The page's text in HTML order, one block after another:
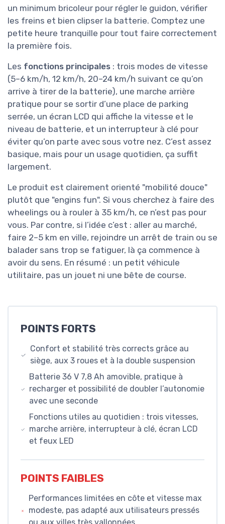
un minimum bricoleur pour régler le guidon, vérifier
les freins et bien clipser la batterie. Comptez une
petite heure tranquille pour tout faire correctement
la première fois.
Les fonctions principales : trois modes de vitesse
(5–6 km/h, 12 km/h, 20–24 km/h suivant ce qu’on
arrive à tirer de la batterie), une marche arrière
pratique pour se sortir d’une place de parking
serrée, un écran LCD qui affiche la vitesse et le
niveau de batterie, et un interrupteur à clé pour
éviter qu’on parte avec sous votre nez. C’est assez
basique, mais pour un usage quotidien, ça suffit
largement.
Le produit est clairement orienté "mobilité douce"
plutôt que "engins fun". Si vous cherchez à faire des
wheelings ou à rouler à 35 km/h, ce n’est pas pour
vous. Par contre, si l’idée c’est : aller au marché,
faire 2–5 km en ville, rejoindre un arrêt de train ou se
balader sans trop se fatiguer, là ça commence à
avoir du sens. En résumé : un petit véhicule
utilitaire, pas un jouet ni une bête de course.
POINTS FORTS
Confort et stabilité très corrects grâce au
siège, aux 3 roues et à la double suspension
Batterie 36 V 7,8 Ah amovible, pratique à
recharger et possibilité de doubler l’autonomie
avec une seconde
Fonctions utiles au quotidien : trois vitesses,
marche arrière, interrupteur à clé, écran LCD
et feux LED
POINTS FAIBLES
Performances limitées en côte et vitesse max
modeste, pas adapté aux utilisateurs pressés